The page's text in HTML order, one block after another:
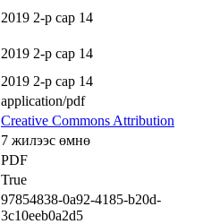
2019 2-р сар 14
2019 2-р сар 14
2019 2-р сар 14
application/pdf
Creative Commons Attribution
7 жилээс өмнө
PDF
True
97854838-0a92-4185-b20d-
3c10eeb0a2d5